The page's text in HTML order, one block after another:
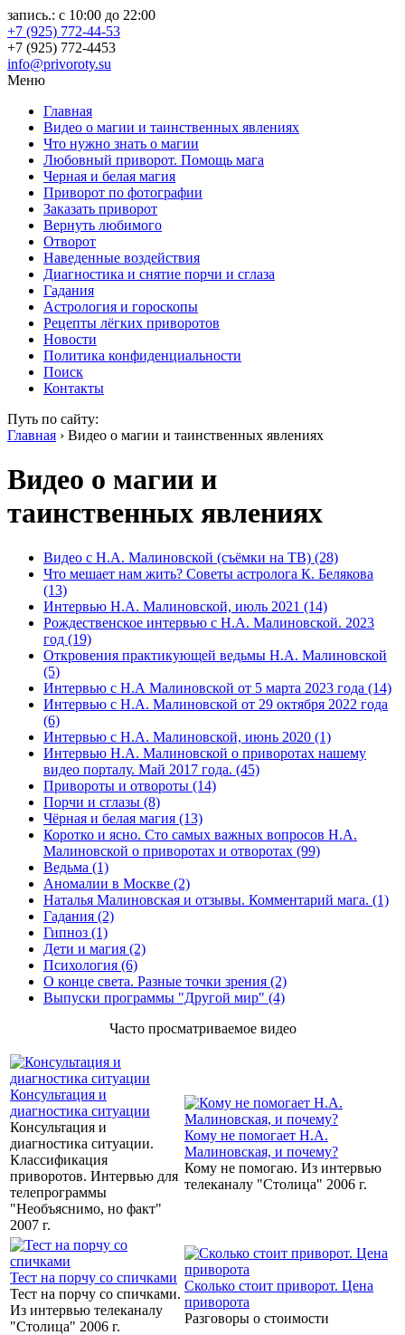
запись.: с 10:00 до 22:00
+7 (925) 772-44-53
+7 (925) 772-4453
info@privoroty.su
Меню
Главная
Видео о магии и таинственных явлениях
Что нужно знать о магии
Любовный приворот. Помощь мага
Черная и белая магия
Приворот по фотографии
Заказать приворот
Вернуть любимого
Отворот
Наведенные воздействия
Диагностика и снятие порчи и сглаза
Гадания
Астрология и гороскопы
Рецепты лёгких приворотов
Новости
Политика конфиденциальности
Поиск
Контакты
Путь по сайту:
Главная › Видео о магии и таинственных явлениях
Видео о магии и
таинственных явлениях
Видео с Н.А. Малиновской (съёмки на ТВ) (28)
Что мешает нам жить? Советы астролога К. Белякова
(13)
Интервью Н.А. Малиновской, июль 2021 (14)
Рождественское интервью с Н.А. Малиновской. 2023
год (19)
Откровения практикующей ведьмы Н.А. Малиновской
(5)
Интервью с Н.А Малиновской от 5 марта 2023 года (14)
Интервью с Н.А. Малиновской от 29 октября 2022 года
(6)
Интервью с Н.А. Малиновской, июнь 2020 (1)
Интервью Н.А. Малиновской о приворотах нашему
видео порталу. Май 2017 года. (45)
Привороты и отвороты (14)
Порчи и сглазы (8)
Чёрная и белая магия (13)
Коротко и ясно. Сто самых важных вопросов Н.А.
Малиновской о приворотах и отворотах (99)
Ведьма (1)
Аномалии в Москве (2)
Наталья Малиновская и отзывы. Комментарий мага. (1)
Гадания (2)
Гипноз (1)
Дети и магия (2)
Психология (6)
О конце света. Разные точки зрения (2)
Выпуски программы "Другой мир" (4)
Часто просматриваемое видео
Консультация и
диагностика ситуации
Консультация и
диагностика ситуации.
Классификация
приворотов. Интервью для
телепрограммы
"Необъяснимо, но факт"
2007 г.
Кому не помогает Н.А.
Малиновская, и почему?
Кому не помогаю. Из интервью
телеканалу "Столица" 2006 г.
Тест на порчу со спичками
Тест на порчу со спичками.
Из интервью телеканалу
"Столица" 2006 г.
Сколько стоит приворот. Цена
приворота
Разговоры о стоимости